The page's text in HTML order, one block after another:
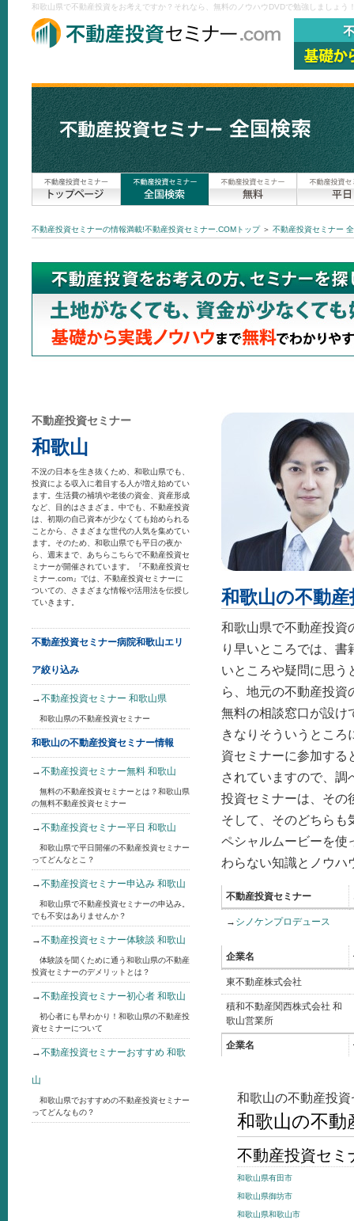
和歌山県で不動産投資をお考えですか？それなら、無料のノウハウDVDで勉強しましょう
不動産投資セミナーの情報満載!不動産投資セミナー.COMトップ＞ 不動産投資セミナー
不動産投資セミナー
和歌山
不況の日本を生き抜くため、和歌山県でも、
投資による収入に着目する人が増え始めてい
ます。生活費の補填や老後の資金、資産形成
など、目的はさまざま。中でも、不動産投資
は、初期の自己資本が少なくても始められる
ことから、さまざまな世代の人気を集めてい
ます。そのため、和歌山県でも平日の夜か
ら、週末まで、あちらこちらで不動産投資セ
ミナーが開催されています。『不動産投資セ
ミナー.com』では、不動産投資セミナーに
ついての、さまざまな情報や活用法を伝授し
ていきます。
不動産投資セミナー病院和歌山エリ
ア絞り込み
→不動産投資セミナー 和歌山県
和歌山県の不動産投資セミナー
和歌山の不動産投資セミナー情報
→不動産投資セミナー無料 和歌山
無料の不動産投資セミナーとは？和歌山県
の無料不動産投資セミナー
→不動産投資セミナー平日 和歌山
和歌山県で平日開催の不動産投資セミナー
ってどんなとこ？
→不動産投資セミナー申込み 和歌山
和歌山県で不動産投資セミナーの申込み。
でも不安はありませんか？
→不動産投資セミナー体験談 和歌山
体験談を聞くために通う和歌山県の不動産
投資セミナーのデメリットとは？
→不動産投資セミナー初心者 和歌山
初心者にも早わかり！和歌山県の不動産投
資セミナーについて
→不動産投資セミナーおすすめ 和歌
山
和歌山県でおすすめの不動産投資セミナー
ってどんなもの？
和歌山の不動
和歌山県で不動産投資
り早いところでは、
いところや疑問に思う
ら、地元の不動産投
無料の相談窓口が設け
きなりそういうとこ
資セミナーに参加する
されていますので、
投資セミナーは、その
そして、そのどちらも
ペシャルムービーを使
わらない知識とノウハ
不動産投資セミナー
→ シノケンプロデュース
企業名
東不動産株式会社
積和不動産関西株式会社 和
歌山営業所
企業名
和歌山の不動産投
和歌山の不動
不動産投資セミ
和歌山県有田市
和歌山県御坊市
和歌山県和歌山市